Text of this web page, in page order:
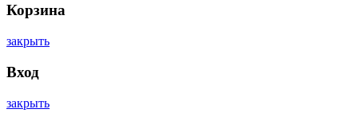
Корзина
закрыть
Вход
закрыть